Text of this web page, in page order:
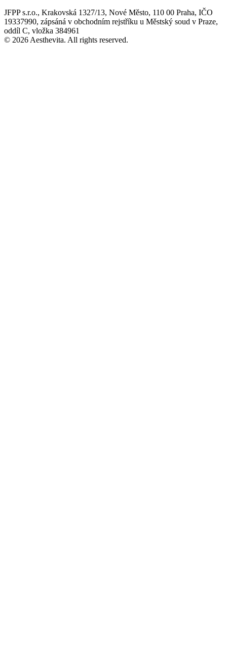
JFPP s.r.o., Krakovská 1327/13, Nové Město, 110 00 Praha, IČO
19337990, zápsáná v obchodním rejstříku u Městský soud v Praze,
oddíl C, vložka 384961
© 2026 Aesthevita. All rights reserved.